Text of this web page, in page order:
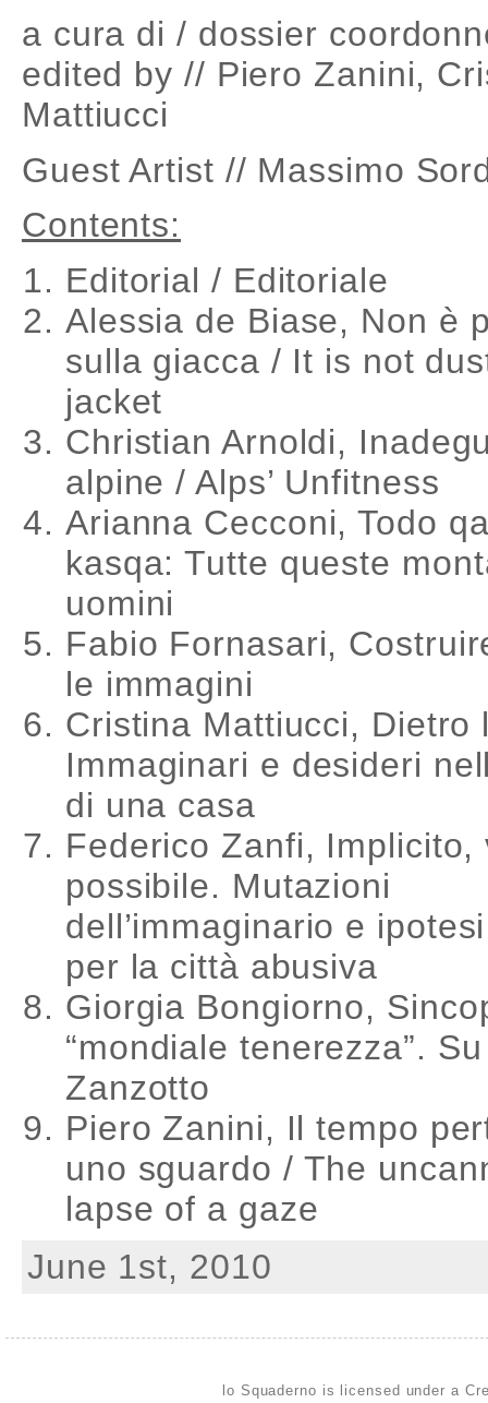
a cura di / dossier
edited by // Piero Zanini,
Mattiucci
Guest Artist // Massimo
Contents:
Editorial / Editoriale
Alessia de Biase, Non è
sulla giacca / It is not
jacket
Christian Arnoldi,
alpine / Alps’ Unfitness
Arianna Cecconi, Todo
kasqa: Tutte queste
uomini
Fabio Fornasari,
le immagini
Cristina Mattiucci, Dietro
Immaginari e desideri
di una casa
Federico Zanfi, Implicito,
possibile. Mutazioni
dell’immaginario e
per la città abusiva
Giorgia Bongiorno,
“mondiale tenerezza”.
Zanzotto
Piero Zanini, Il tempo
uno sguardo / The
lapse of a gaze
June 1st, 2010
lo Squaderno is licensed under a